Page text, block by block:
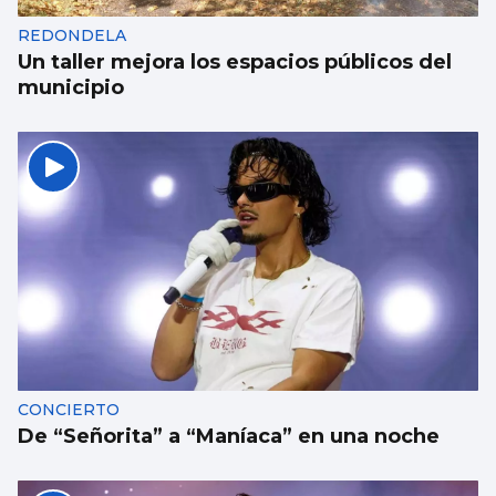
REDONDELA
Un taller mejora los espacios públicos del
municipio
CONCIERTO
De “Señorita” a “Maníaca” en una noche